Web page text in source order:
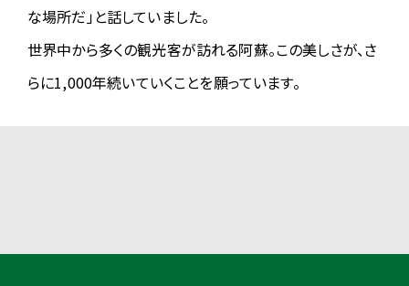
【一般エントリー再開のご案内】
一時的に中断していた一般エントリーの受付を本日18時より再開し
エントリーを試みて頂いている皆様におかれましてはご不便をおか
な場所だ」と話していました。
世界中から多くの観光客が訪れる阿蘇。この美しさが、さ
らに1,000年続いていくことを願っています。